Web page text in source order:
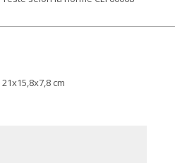
21x15,8x7,8 cm